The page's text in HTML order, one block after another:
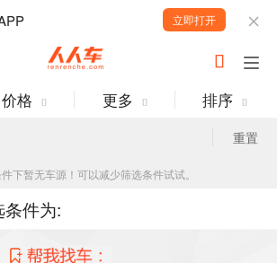
立即打开
价格 更多 排序
重置
下暂无车源！可以减少筛选条件试试。
件为: